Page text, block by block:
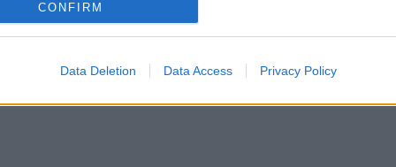
CONFIRM
Data Deletion Data Access Privacy Policy
в: